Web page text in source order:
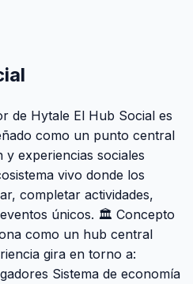
de Hytale El Hub Social es
como un punto central
experiencias sociales
vivo donde los
completar actividades,
únicos. 🏛 Concepto
como un hub central
gira en torno a:
Sistema de economía